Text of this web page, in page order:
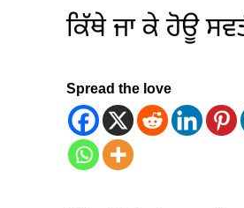
ਕਿੱਥੇ ਜਾ ਕੇ ਹੋਊ
Spread the love